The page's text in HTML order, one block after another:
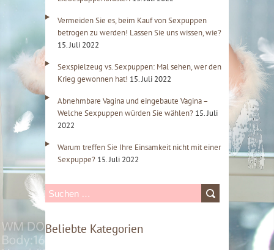
Vermeiden Sie es, beim Kauf von Sexpuppen
betrogen zu werden! Lassen Sie uns wissen, wie?
15. Juli 2022
Sexspielzeug vs. Sexpuppen: Mal sehen, wer den
Krieg gewonnen hat! 15. Juli 2022
Abnehmbare Vagina und eingebaute Vagina –
Welche Sexpuppen würden Sie wählen? 15. Juli
2022
Warum treffen Sie Ihre Einsamkeit nicht mit einer
Sexpuppe? 15. Juli 2022
S
u
c
Beliebte Kategorien